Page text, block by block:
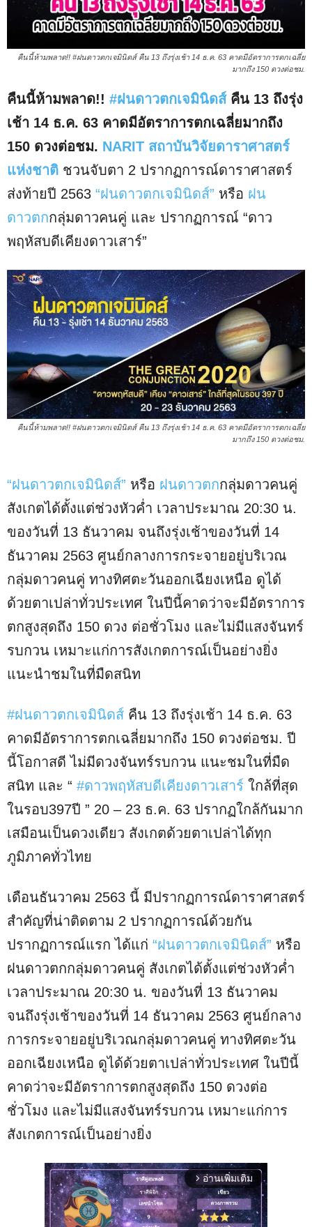
คืนนี้ห้ามพลาด!! #ฝนดาวตกเจมินิดส์ คืน 13 ถึงรุ่งเช้า 14 ธ.ค. 63 คาดมีอัตราการตกเฉลี่ย
มากถึง 150 ดวงต่อชม.
คืนนี้ห้ามพลาด!! #ฝนดาวตกเจมินิดส์คืน 13 ถึงรุ่ง
เช้า 14 ธ.ค. 63 คาดมีอัตราการตกเฉลี่ยมากถึง
150 ดวงต่อชม. NARIT สถาบันวิจัยดาราศาสตร์
แห่งชาติ ชวนจับตา 2 ปรากฏการณ์ดาราศาสตร์
ส่งท้ายปี 2563 “ฝนดาวตกเจมินิดส์” หรือ ฝน
ดาวตกกลุ่มดาวคนคู่ และ ปรากฏการณ์ “ดาว
พฤหัสบดีเคียงดาวเสาร์”
คืนนี้ห้ามพลาด!! #ฝนดาวตกเจมินิดส์ คืน 13 ถึงรุ่งเช้า 14 ธ.ค. 63 คาดมีอัตราการตกเฉลี่ย
มากถึง 150 ดวงต่อชม.
“ฝนดาวตกเจมินิดส์” หรือ ฝนดาวตกกลุ่มดาวคนคู่
สังเกตได้ตั้งแต่ช่วงหัวค่ำ เวลาประมาณ 20:30 น.
ของวันที่ 13 ธันวาคม จนถึงรุ่งเช้าของวันที่ 14
ธันวาคม 2563 ศูนย์กลางการกระจายอยู่บริเวณ
กลุ่มดาวคนคู่ ทางทิศตะวันออกเฉียงเหนือ ดูได้
ด้วยตาเปล่าทั่วประเทศ ในปีนี้คาดว่าจะมีอัตราการ
ตกสูงสุดถึง 150 ดวง ต่อชั่วโมง และไม่มีแสงจันทร์
รบกวน เหมาะแก่การสังเกตการณ์เป็นอย่างยิ่ง
แนะนำชมในที่มืดสนิท
#ฝนดาวตกเจมินิดส์ คืน 13 ถึงรุ่งเช้า 14 ธ.ค. 63
คาดมีอัตราการตกเฉลี่ยมากถึง 150 ดวงต่อชม. ปี
นี้โอกาสดี ไม่มีดวงจันทร์รบกวน แนะชมในที่มืด
สนิท และ “ #ดาวพฤหัสบดีเคียงดาวเสาร์ ใกล้ที่สุด
ในรอบ397ปี ” 20 – 23 ธ.ค. 63 ปรากฏใกล้กันมาก
เสมือนเป็นดวงเดียว สังเกตด้วยตาเปล่าได้ทุก
ภูมิภาคทั่วไทย
เดือนธันวาคม 2563 นี้ มีปรากฏการณ์ดาราศาสตร์
สำคัญที่น่าติดตาม 2 ปรากฏการณ์ด้วยกัน
ปรากฏการณ์แรก ได้แก่ “ฝนดาวตกเจมินิดส์” หรือ
ฝนดาวตกกลุ่มดาวคนคู่ สังเกตได้ตั้งแต่ช่วงหัวค่ำ
เวลาประมาณ 20:30 น. ของวันที่ 13 ธันวาคม
จนถึงรุ่งเช้าของวันที่ 14 ธันวาคม 2563 ศูนย์กลาง
การกระจายอยู่บริเวณกลุ่มดาวคนคู่ ทางทิศตะวัน
ออกเฉียงเหนือ ดูได้ด้วยตาเปล่าทั่วประเทศ ในปีนี้
คาดว่าจะมีอัตราการตกสูงสุดถึง 150 ดวงต่อ
ชั่วโมง และไม่มีแสงจันทร์รบกวน เหมาะแก่การ
สังเกตการณ์เป็นอย่างยิ่ง
arrow_forward_ios อ่านเพิ่มเติม